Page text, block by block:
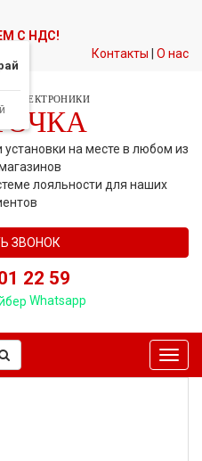
С НДС!
Контакты
О нас
на месте в любом из
лояльности для наших
ЗВОНОК
22 59
Whatsapp